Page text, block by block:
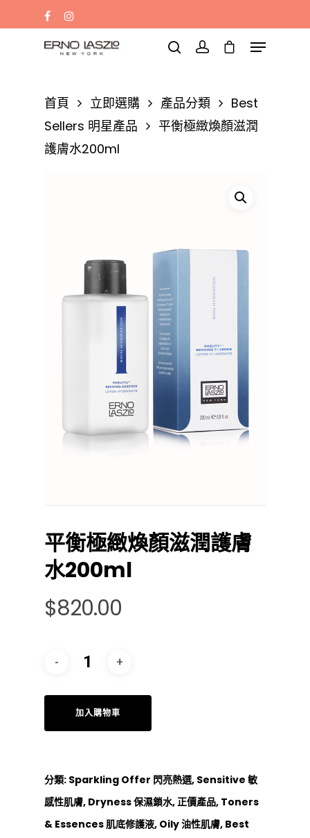
蛋白水
Sleep mask
首頁 立即選購 產品分類
Best
Sellers 明星產品
平衡極緻煥顏滋潤
護膚水200ml
平衡極緻煥顏滋潤護膚
水200ml
$820.00
加入購物車
分類: Sparkling Offer 閃亮熱選, Sensitive 敏
感性肌膚, Dryness 保濕鎖水,正價產品, Toners
& Essences 肌底修護液, Oily 油性肌膚, Best